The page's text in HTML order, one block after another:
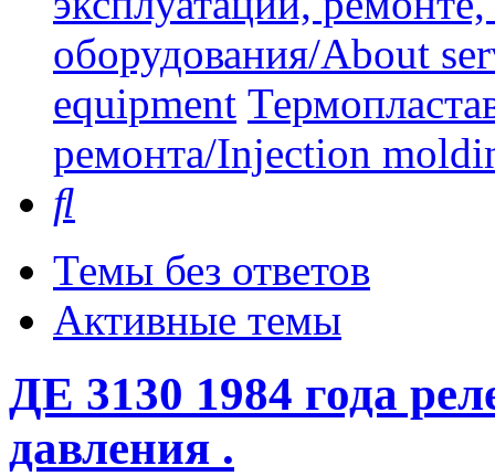
оборудования/About
equipment
ремонта/Injection
Темы без ответов
Активные темы
ДЕ 3130 1984 года
давления .